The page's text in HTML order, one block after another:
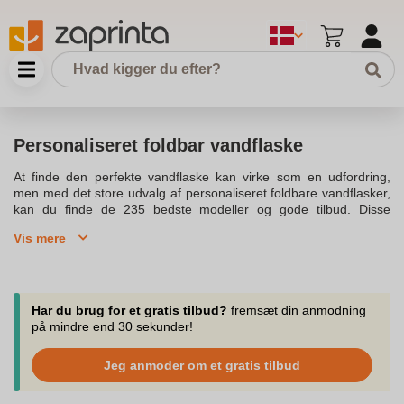
Personaliseret foldbar vandflaske
At finde den perfekte vandflaske kan virke som en udfordring,
men med det store udvalg af personaliseret foldbare vandflasker,
kan du finde de 235 bedste modeller og gode tilbud. Disse
gør dem til et miljøvenligt valg. En personaliseret vandflaske i
længere tid, hvilket gør det muligt at drikke vand koldt eller
varmt.Brug af din vandflaske i rustfrit stål er ikke kun godt for
miljøet, men også for din sundhed, da de ofte er lavet af
i forskellige kapaciteter, så du kan vælge en, der passer til dine
behov og livsstil. Når du køber en vandflaske, kan en
genanvendelig drikkeflaske med en kapacitet på et par ml være
Vis mere
Har du brug for et gratis tilbud? fremsæt din anmodning
på mindre end 30 sekunder!
Jeg anmoder om et gratis tilbud